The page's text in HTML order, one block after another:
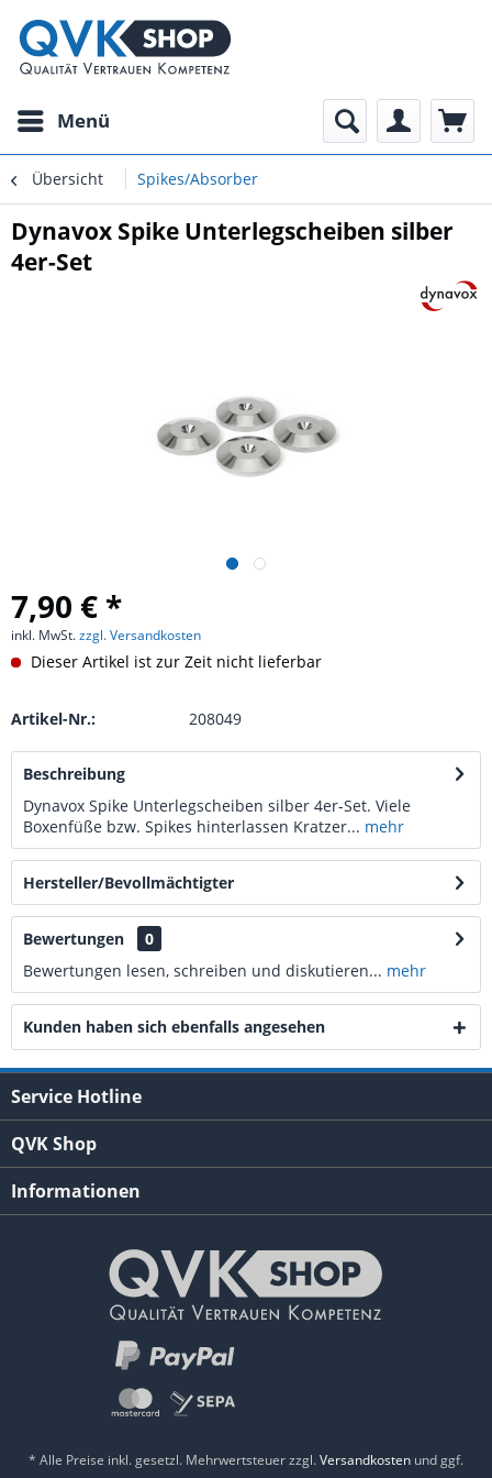
Menü
Übersicht Spikes/Absorber
Dynavox Spike Unterlegscheiben silber
4er-Set
7,90 € *
inkl. MwSt.zzgl. Versandkosten
Dieser Artikel ist zur Zeit nicht lieferbar
Artikel-Nr.: 208049
Beschreibung
Dynavox Spike Unterlegscheiben silber 4er-Set. Viele
Boxenfüße bzw. Spikes hinterlassen Kratzer... mehr
Hersteller/Bevollmächtigter
Bewertungen
0
Bewertungen lesen, schreiben und diskutieren... mehr
Kunden haben sich ebenfalls angesehen
Service Hotline
QVK Shop
Informationen
* Alle Preise inkl. gesetzl. Mehrwertsteuer zzgl.Versandkosten und ggf.